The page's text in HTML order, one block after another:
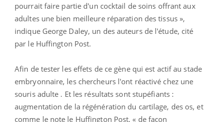
pourrait faire partie d'un cocktail de soins offrant aux
adultes une bien meilleure réparation des tissus »,
indique George Daley, un des auteurs de l'étude, cité
par le Huffington Post.
Afin de tester les effets de ce gène qui est actif au stade
embryonnaire, les chercheurs l'ont réactivé chez une
souris adulte . Et les résultats sont stupéfiants :
augmentation de la régénération du cartilage, des os, et
comme le note le Huffington Post, « de façon